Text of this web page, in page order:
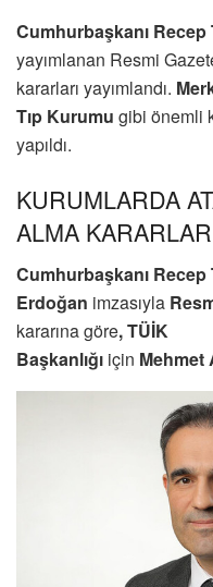
Cumhurbaşkanı
yayımlanan Resmi
kararları yayımlandı.
Tıp Kurumu gibi önemli
yapıldı.
KURUMLARDA
ALMA
Cumhurbaşkanı Recep
Erdoğan imzasıyla
kararına göre, TÜİK
Başkanlığı için Mehmet